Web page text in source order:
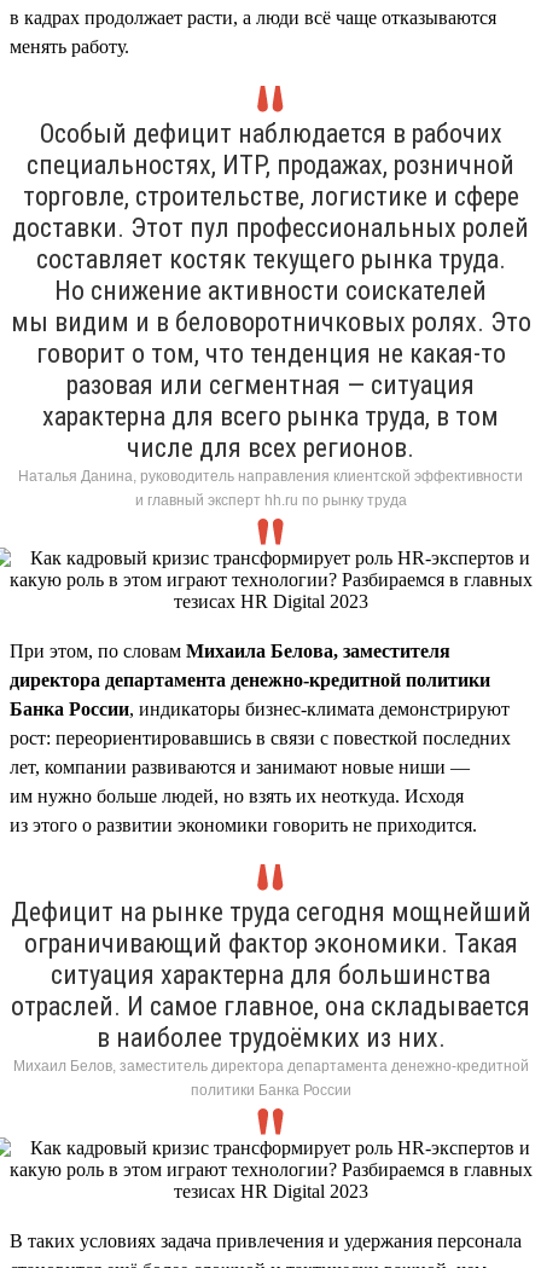
в кадрах продолжает расти, а люди всё чаще отказываются
менять работу.
Особый дефицит наблюдается в рабочих
специальностях, ИТР, продажах, розничной
торговле, строительстве, логистике и сфере
доставки. Этот пул профессиональных ролей
составляет костяк текущего рынка труда.
Но снижение активности соискателей
мы видим и в беловоротничковых ролях. Это
говорит о том, что тенденция не какая-то
разовая или сегментная — ситуация
характерна для всего рынка труда, в том
числе для всех регионов.
Наталья Данина, руководитель направления клиентской эффективности
и главный эксперт hh.ru по рынку труда
При этом, по словам Михаила Белова, заместителя
директора департамента денежно-кредитной политики
Банка России, индикаторы бизнес-климата демонстрируют
рост: переориентировавшись в связи с повесткой последних
лет, компании развиваются и занимают новые ниши —
им нужно больше людей, но взять их неоткуда. Исходя
из этого о развитии экономики говорить не приходится.
Дефицит на рынке труда сегодня мощнейший
ограничивающий фактор экономики. Такая
ситуация характерна для большинства
отраслей. И самое главное, она складывается
в наиболее трудоёмких из них.
Михаил Белов, заместитель директора департамента денежно-кредитной
политики Банка России
В таких условиях задача привлечения и удержания персонала